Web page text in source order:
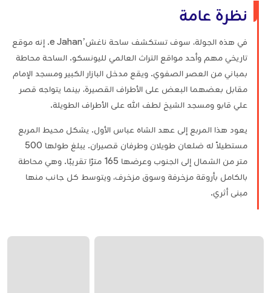
نظرة عامة
في هذه الجولة، سوف تستكشف ساحة ناغش’e Jahan. إنه موقع
تاريخي مهم وأحد مواقع التراث العالمي لليونسكو. الساحة محاطة
بمباني من العصر الصفوي. ويقع مدخل البازار الكبير ومسجد الإمام
مقابل بعضهما البعض على الأطراف القصيرة، بينما يتواجه قصر
علي قابو ومسجد الشيخ لطف الله على الأطراف الطويلة.
يعود هذا المربع إلى عهد الشاه عباس الأول. يشكل محيط المربع
مستطيلاً له ضلعان طويلان وطرفان قصيران. يبلغ طولها 500
متر من الشمال إلى الجنوب وعرضها 165 مترًا تقريبًا. وهي محاطة
بالكامل بأروقة مزخرفة وسوق مزخرف، ويتوسط كل جانب منها
مبنى أثري.